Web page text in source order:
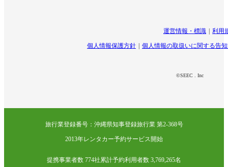
運営情報・標識 利用
個人情報保護方針 個人情報の取扱いに関する告
©SEEC . Inc
旅行業登録番号：沖縄県知事登録旅行業 第2-368号
2013年レンタカー予約サービス開始
提携事業者数 774社累計予約利用者数 3,769,265名